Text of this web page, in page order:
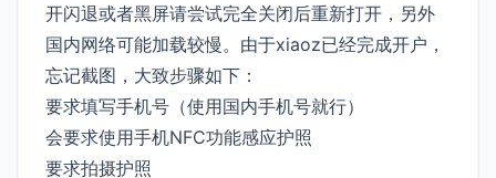
开闪退或者黑屏请尝试完全关闭后重新打开，另外
国内网络可能加载较慢。由于xiaoz已经完成开户，
忘记截图，大致步骤如下：
要求填写手机号（使用国内手机号就行）
会要求使用手机NFC功能感应护照
要求拍摄护照